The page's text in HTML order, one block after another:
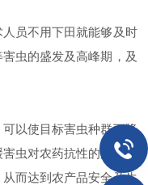
员不用下田就能够及时
虫的盛发及高峰期，及
以使目标害虫种群下降
虫对农药抗性的产生。
而达到农产品安全及生